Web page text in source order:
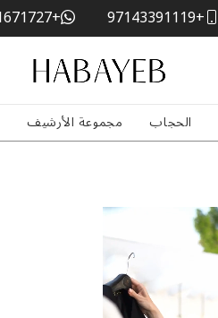
+97143391119
+971561671727
الحجاب مجموعة الأرشيف